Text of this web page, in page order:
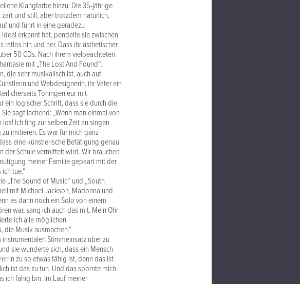
Klangfarbe hinzu: Die 35-jährige
und still, aber trotzdem natürlich,
und führt in eine geradezu
erkannt hat, pendelte sie zwischen
hin und her. Dass ihr ästhetischer
50 CDs. Nach ihrem vielbeachteten
mit „The Lost And Found“.
die sehr musikalisch ist, auch auf
und Webdesignerin, ihr Vater ein
Toningenieur mit
ein logischer Schritt, dass sie durch die
sagt lachend: „Wenn man einmal von
Ich fing zur selben Zeit an singen
imitieren. Es war für mich ganz
eine künstlerische Betätigung genau
Schule vermittelt wird. Wir brauchen
meiner Familie gepaart mit der
tue.“
„The Sound of Music“ und „South
mit Michael Jackson, Madonna und
es dann noch ein Solo von einem
war, sang ich auch das mit. Mein Ohr
ich alle möglichen
die Musik ausmachen.“
Stimmeinsatz über zu
sie wunderte sich, dass ein Mensch
zu so etwas fähig ist, denn das ist
ist das zu tun. Und das spornte mich
ich fähig bin. Im Lauf meiner